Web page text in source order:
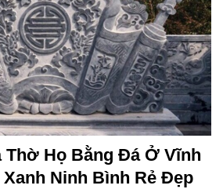
Thờ Họ Bằng Đá Ở Vĩnh
Ninh Bình Rẻ Đẹp